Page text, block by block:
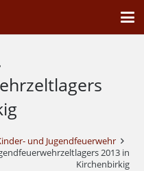
und Jugendfeuerwehr
2013 in
Kirchenbirkig